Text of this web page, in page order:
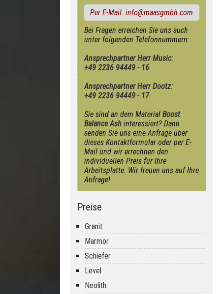
Per E-Mail: info@maasgmbh.com
Bei Fragen erreichen Sie uns auch
unter folgenden Telefonnummern:
Ansprechpartner Herr Music:
+49 2236 94449 - 16
Ansprechpartner Herr Dootz:
+49 2236 94449 - 17
Sie sind an dem Material Boost
Balance Ash interessiert? Dann
senden Sie uns eine Anfrage über
dieses Kontaktformular oder per E-
Mail und wir errechnen den
individuellen Preis für Ihre
Arbeitsplatte. Wir freuen uns auf Ihre
Anfrage!
Preise
Granit
Marmor
Schiefer
Level
Neolith